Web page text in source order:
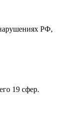
РФ,
19 сфер.